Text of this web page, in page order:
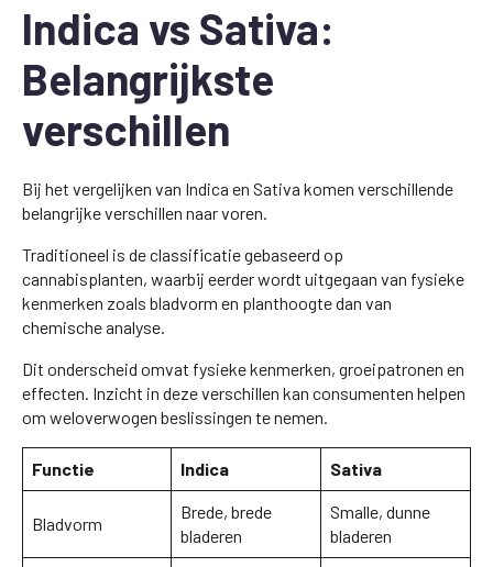
Indica vs Sativa:
Belangrijkste
verschillen
Bij het vergelijken van Indica en Sativa komen verschillende
belangrijke verschillen naar voren.
Traditioneel is de classificatie gebaseerd op
cannabisplanten, waarbij eerder wordt uitgegaan van fysieke
kenmerken zoals bladvorm en planthoogte dan van
chemische analyse.
Dit onderscheid omvat fysieke kenmerken, groeipatronen en
effecten. Inzicht in deze verschillen kan consumenten helpen
om weloverwogen beslissingen te nemen.
Functie Indica Sativa
Bladvorm
Brede, brede
bladeren
Smalle, dunne
bladeren